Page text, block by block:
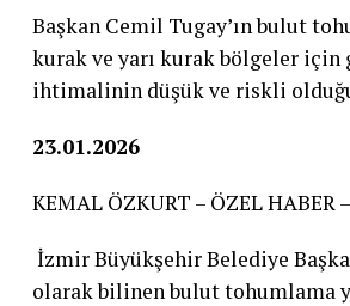
Başkan Cemil Tugay’ın bulut
kurak ve yarı kurak bölgeler için
ihtimalinin düşük ve riskli
23.01.2026
KEMAL ÖZKURT – ÖZEL HABER –
İzmir Büyükşehir Belediye
olarak bilinen bulut tohumlama